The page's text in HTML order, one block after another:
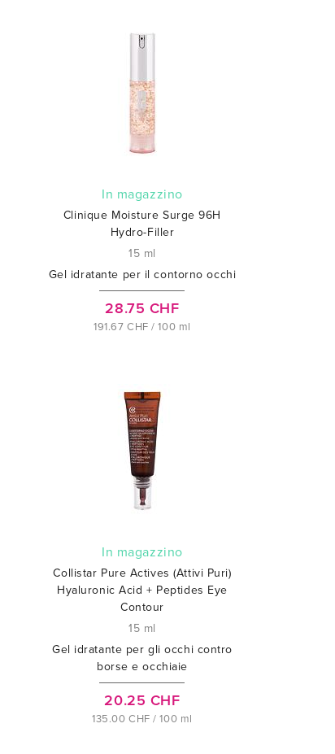
In magazzino
Clinique Moisture Surge 96H
Hydro-Filler
15 ml
Gel idratante per il contorno occhi
28.75 CHF
191.67 CHF / 100 ml
In magazzino
Collistar Pure Actives (Attivi Puri)
Hyaluronic Acid + Peptides Eye
Contour
15 ml
Gel idratante per gli occhi contro
borse e occhiaie
20.25 CHF
135.00 CHF / 100 ml